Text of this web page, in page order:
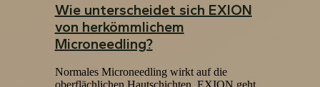
Wie unterscheidet sich EXION
von herkömmlichem
Microneedling?
Normales Microneedling wirkt auf die
oberflächlichen Hautschichten. EXION geht